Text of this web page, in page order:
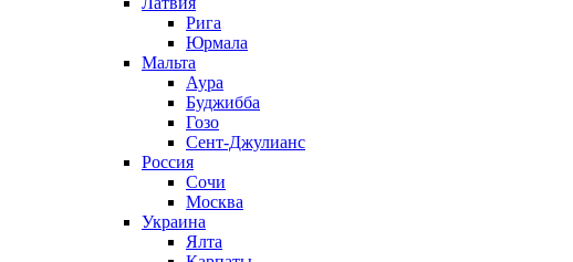
Рига
Юрмала
Мальта
Аура
Буджибба
Гозо
Сент-Джулианс
Россия
Сочи
Москва
Украина
Ялта